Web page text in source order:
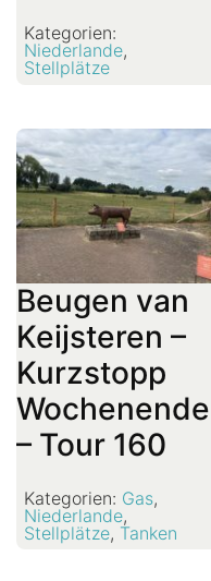
Kategorien:
Niederlande,
Stellplätze
Beugen van
Keijsteren –
Kurzstopp
Wochenende
– Tour 160
Kategorien: Gas,
Niederlande,
Stellplätze, Tanken